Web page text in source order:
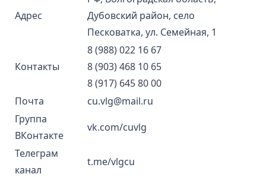
Адрес
Дубовский район, село
Песковатка, ул. Семейная, 1
Контакты
8 (988) 022 16 67
8 (903) 468 10 65
8 (917) 645 80 00
Почта
cu.vlg@mail.ru
Группа
ВКонтакте
vk.com/cuvlg
Телеграм
канал
t.me/vlgcu